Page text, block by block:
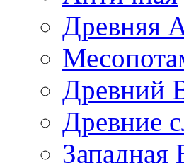
Древняя
Древний
Древние
Западная